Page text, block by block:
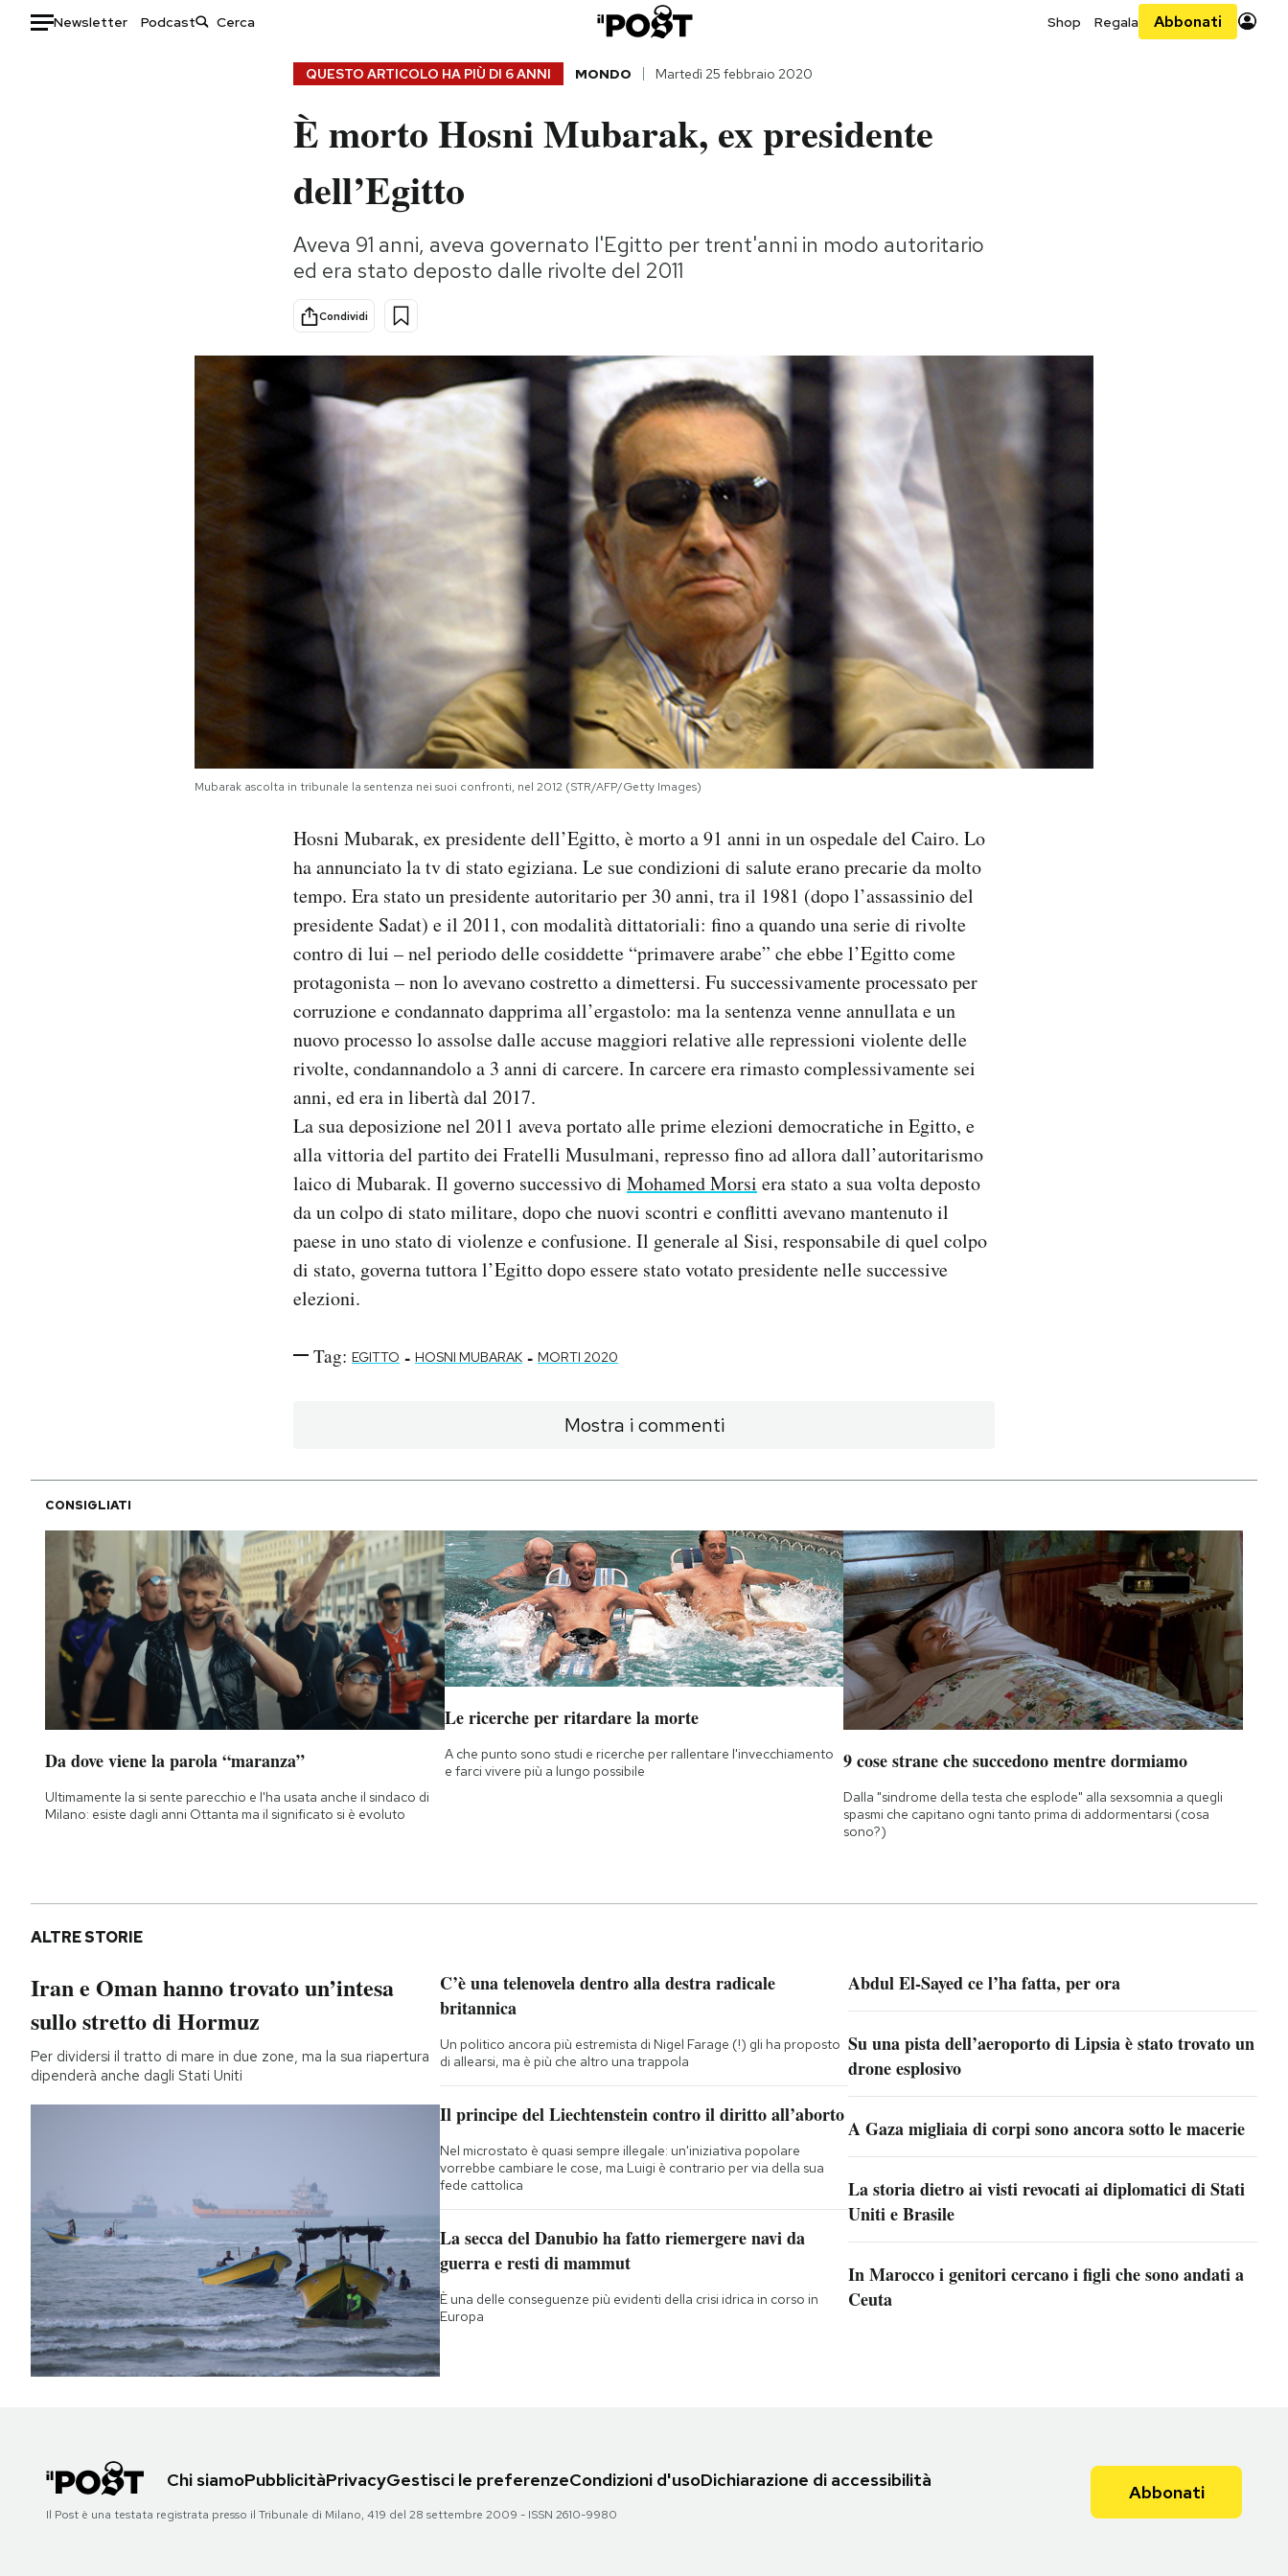
Newsletter Podcast Shop Regala Abbonati
Storie/Idee
Ok Boomer!
Altrecose
Mondiali calcio 2026
AREA PERSONALE
QUESTO ARTICOLO HA PIÙ DI 6 ANNI MONDO Martedì 25 febbraio 2020
È morto Hosni Mubarak, ex presidente
dell’Egitto
Aveva 91 anni, aveva governato l'Egitto per trent'anni in modo autoritario
ed era stato deposto dalle rivolte del 2011
Condividi
Mubarak ascolta in tribunale la sentenza nei suoi confronti, nel 2012 (STR/AFP/Getty Images)
Hosni Mubarak, ex presidente dell’Egitto, è morto a 91 anni in un ospedale del Cairo. Lo
ha annunciato la tv di stato egiziana. Le sue condizioni di salute erano precarie da molto
tempo. Era stato un presidente autoritario per 30 anni, tra il 1981 (dopo l’assassinio del
presidente Sadat) e il 2011, con modalità dittatoriali: fino a quando una serie di rivolte
contro di lui – nel periodo delle cosiddette “primavere arabe” che ebbe l’Egitto come
protagonista – non lo avevano costretto a dimettersi. Fu successivamente processato per
corruzione e condannato dapprima all’ergastolo: ma la sentenza venne annullata e un
nuovo processo lo assolse dalle accuse maggiori relative alle repressioni violente delle
rivolte, condannandolo a 3 anni di carcere. In carcere era rimasto complessivamente sei
anni, ed era in libertà dal 2017.
La sua deposizione nel 2011 aveva portato alle prime elezioni democratiche in Egitto, e
alla vittoria del partito dei Fratelli Musulmani, represso fino ad allora dall’autoritarismo
laico di Mubarak. Il governo successivo di Mohamed Morsi era stato a sua volta deposto
da un colpo di stato militare, dopo che nuovi scontri e conflitti avevano mantenuto il
paese in uno stato di violenze e confusione. Il generale al Sisi, responsabile di quel colpo
di stato, governa tuttora l’Egitto dopo essere stato votato presidente nelle successive
elezioni.
Tag: EGITTO - HOSNI MUBARAK - MORTI 2020
Mostra i commenti
CONSIGLIATI
Da dove viene la parola “maranza”
Ultimamente la si sente parecchio e l'ha usata anche il sindaco di
Milano: esiste dagli anni Ottanta ma il significato si è evoluto
Le ricerche per ritardare la morte
A che punto sono studi e ricerche per rallentare l'invecchiamento
e farci vivere più a lungo possibile
9 cose strane che succedono mentre dormiamo
Dalla "sindrome della testa che esplode" alla sexsomnia a quegli
spasmi che capitano ogni tanto prima di addormentarsi (cosa
sono?)
ALTRE STORIE
Iran e Oman hanno trovato un’intesa
sullo stretto di Hormuz
Per dividersi il tratto di mare in due zone, ma la sua riapertura
dipenderà anche dagli Stati Uniti
C’è una telenovela dentro alla destra radicale
britannica
Un politico ancora più estremista di Nigel Farage (!) gli ha proposto
di allearsi, ma è più che altro una trappola
Il principe del Liechtenstein contro il diritto all’aborto
Nel microstato è quasi sempre illegale: un'iniziativa popolare
vorrebbe cambiare le cose, ma Luigi è contrario per via della sua
fede cattolica
La secca del Danubio ha fatto riemergere navi da
guerra e resti di mammut
È una delle conseguenze più evidenti della crisi idrica in corso in
Europa
Abdul El-Sayed ce l’ha fatta, per ora
Su una pista dell’aeroporto di Lipsia è stato trovato un
drone esplosivo
A Gaza migliaia di corpi sono ancora sotto le macerie
La storia dietro ai visti revocati ai diplomatici di Stati
Uniti e Brasile
In Marocco i genitori cercano i figli che sono andati a
Ceuta
Chi siamoPubblicitàPrivacyGestisci le preferenzeCondizioni d'usoDichiarazione di accessibilità
Il Post è una testata registrata presso il Tribunale di Milano, 419 del 28 settembre 2009 - ISSN 2610-9980
Abbonati